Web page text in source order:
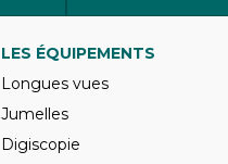
LES ÉQUIPEMENTS
Longues vues
Jumelles
Digiscopie